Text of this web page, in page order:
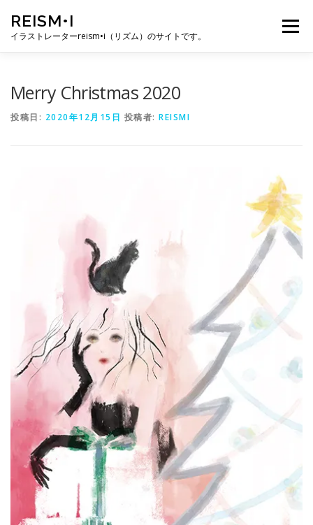
REISM•I
イラストレーターreism•i（リズム）のサイトです。
メニュー
Merry Christmas 2020
投稿日: 2020年12月15日 投稿者: REISMI